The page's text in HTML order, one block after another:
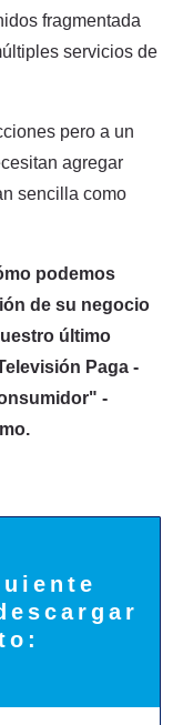
fragmentada
servicios de
pero a un
agregar
sencilla como
podemos
de su negocio
último
Paga -
-